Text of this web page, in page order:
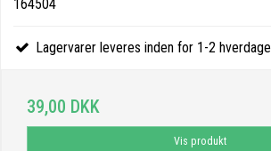
164504
Lagervarer leveres inden for 1-2 hverdage
39,00 DKK
Vis produkt